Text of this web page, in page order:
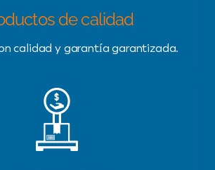
de calidad
calidad y garantía garantizada.